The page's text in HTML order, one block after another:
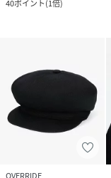
40ポイント(1倍)
OVERRIDE